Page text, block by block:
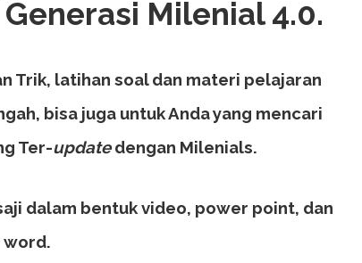
Milenial 4.0.
Trik, latihan soal dan materi pelajaran
bisa juga untuk Anda yang mencari
Ter-updatedengan Milenials.
dalam bentuk video, power point, dan
word.